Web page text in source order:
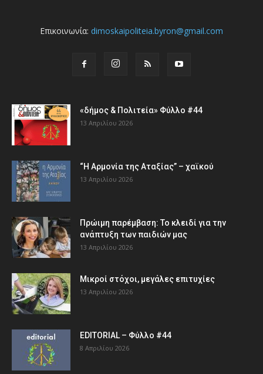
Επικοινωνία: dimoskaipoliteia.byron@gmail.com
«δήμος & Πολιτεία» Φύλλο #44
13 Απριλίου 2026
“Η Αρμονία της Αταξίας” – χαϊκού
13 Απριλίου 2026
Πρώιμη παρέμβαση: Το κλειδί για την
ανάπτυξη των παιδιών µας
13 Απριλίου 2026
Μικροί στόχοι, μεγάλες επιτυχίες
13 Απριλίου 2026
EDITORIAL – Φύλλο #44
8 Απριλίου 2026